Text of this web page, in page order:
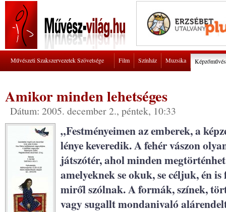
Művészeti Szakszervezetek Szövetsége Film Színház Muzsika
Amikor minden lehetséges
Dátum: 2005. december 2., péntek, 10:33
„Festményeimen az emberek, a
lénye keveredik. A fehér vászon
játszótér, ahol minden
amelyeknek se okuk, se céljuk, én
miről szólnak. A formák, színek,
vagy sugallt mondanivaló